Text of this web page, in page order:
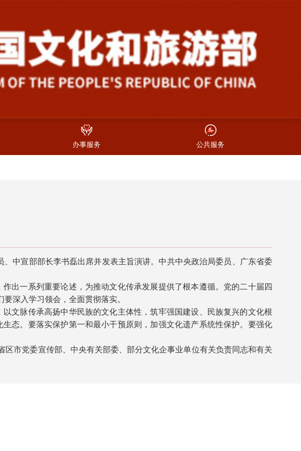
办事服务 公共服务
宣部部长李书磊出席并发表主旨演讲。中共中央政治局委员、广东省委
一系列重要论述，为推动文化传承发展提供了根本遵循。党的二十届四
深入学习领会，全面贯彻落实。
脉传承高扬中华民族的文化主体性，筑牢强国建设、民族复兴的文化根
态。要落实保护第一和最小干预原则，加强文化遗产系统性保护。要强化
市党委宣传部、中央有关部委、部分文化企事业单位有关负责同志和有关